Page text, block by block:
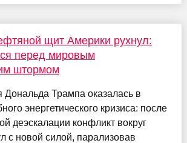
щит Америки рухнул:
перед мировым
штормом
Дональда Трампа оказалась в
энергетического кризиса: после
деэскалации конфликт вокруг
с новой силой, парализовав